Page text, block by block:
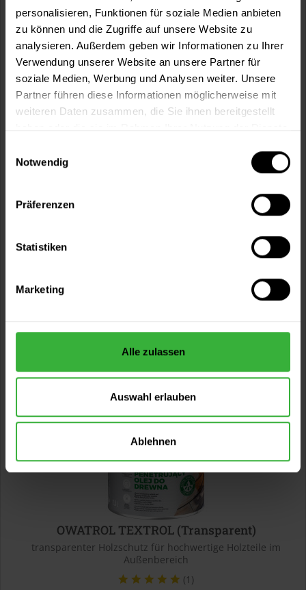
personalisieren, Funktionen für soziale Medien anbieten
zu können und die Zugriffe auf unsere Website zu
analysieren. Außerdem geben wir Informationen zu Ihrer
Verwendung unserer Website an unsere Partner für
soziale Medien, Werbung und Analysen weiter. Unsere
Partner führen diese Informationen möglicherweise mit
weiteren Daten zusammen, die Sie ihnen bereitgestellt
Notwendig
Präferenzen
Statistiken
Marketing
Alle zulassen
Auswahl erlauben
Ablehnen
Scandiccare Terrassen-Hartholz-Öl speziell für dunkle
Verfügbare Varianten
35,99 € / 1 Liter
91,49 €
1 weitere
OWATROL TEXTROL (Transparent)
transparenter Holzschutz für hochwertige Holzteile im
Außenbereich
(1)